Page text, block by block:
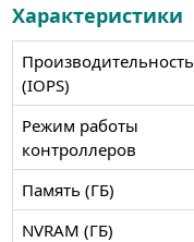
Характеристики
Производительность
(IOPS)
Режим работы
контроллеров
Память (ГБ)
NVRAM (ГБ)